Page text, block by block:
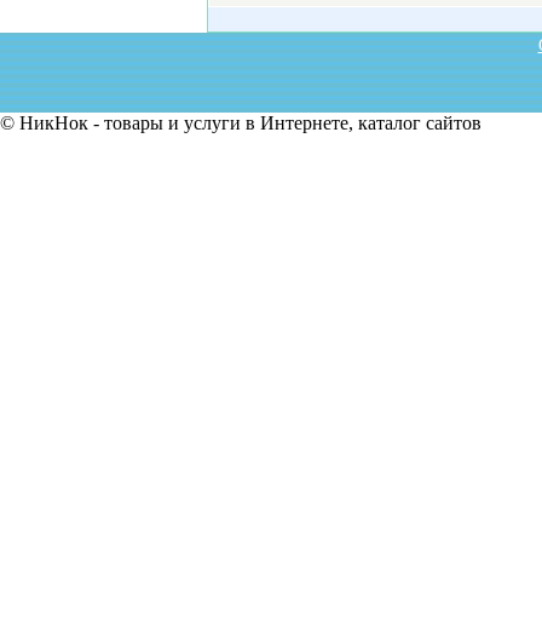
© НикНок - товары и услуги в Интернете, каталог сайтов